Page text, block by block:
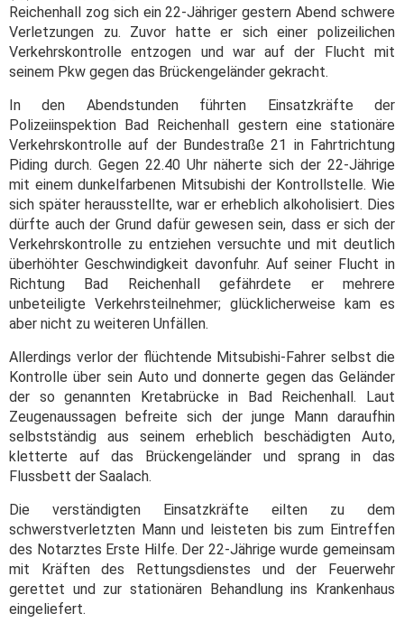
Reichenhall zog sich ein 22-Jähriger gestern Abend schwere
Verletzungen zu. Zuvor hatte er sich einer polizeilichen
Verkehrskontrolle entzogen und war auf der Flucht mit
seinem Pkw gegen das Brückengeländer gekracht.
In den Abendstunden führten Einsatzkräfte der
Polizeiinspektion Bad Reichenhall gestern eine stationäre
Verkehrskontrolle auf der Bundestraße 21 in Fahrtrichtung
Piding durch. Gegen 22.40 Uhr näherte sich der 22-Jährige
mit einem dunkelfarbenen Mitsubishi der Kontrollstelle. Wie
sich später herausstellte, war er erheblich alkoholisiert. Dies
dürfte auch der Grund dafür gewesen sein, dass er sich der
Verkehrskontrolle zu entziehen versuchte und mit deutlich
überhöhter Geschwindigkeit davonfuhr. Auf seiner Flucht in
Richtung Bad Reichenhall gefährdete er mehrere
unbeteiligte Verkehrsteilnehmer; glücklicherweise kam es
aber nicht zu weiteren Unfällen.
Allerdings verlor der flüchtende Mitsubishi-Fahrer selbst die
Kontrolle über sein Auto und donnerte gegen das Geländer
der so genannten Kretabrücke in Bad Reichenhall. Laut
Zeugenaussagen befreite sich der junge Mann daraufhin
selbstständig aus seinem erheblich beschädigten Auto,
kletterte auf das Brückengeländer und sprang in das
Flussbett der Saalach.
Die verständigten Einsatzkräfte eilten zu dem
schwerstverletzten Mann und leisteten bis zum Eintreffen
des Notarztes Erste Hilfe. Der 22-Jährige wurde gemeinsam
mit Kräften des Rettungsdienstes und der Feuerwehr
gerettet und zur stationären Behandlung ins Krankenhaus
eingeliefert.